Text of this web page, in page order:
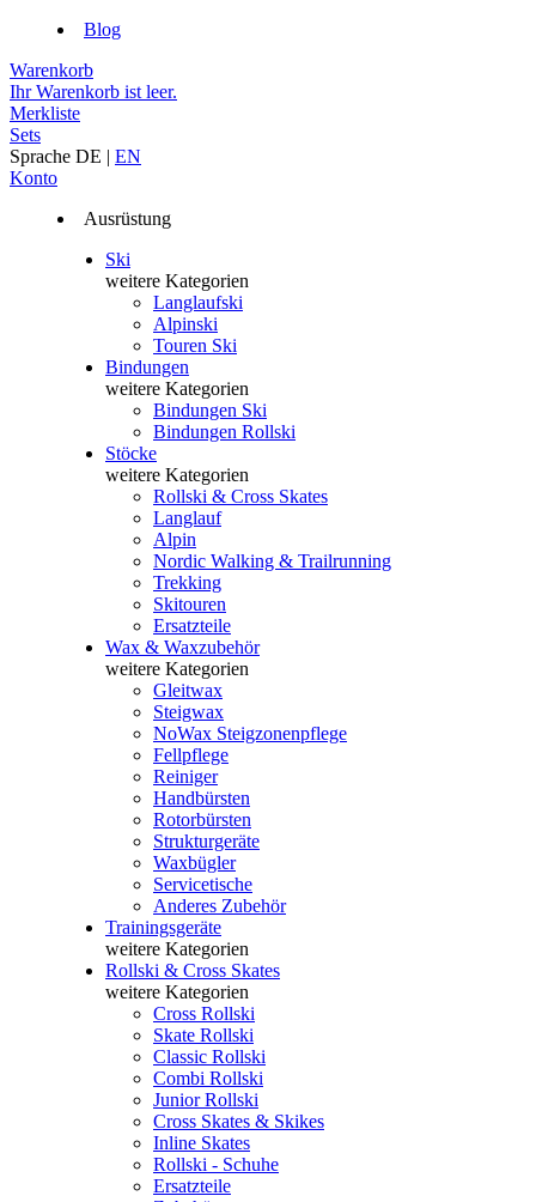
Blog
Warenkorb
Ihr Warenkorb ist leer.
Merkliste
Sets
Sprache DE | EN
Konto
Ausrüstung
Ski
weitere Kategorien
Langlaufski
Alpinski
Touren Ski
Bindungen
weitere Kategorien
Bindungen Ski
Bindungen Rollski
Stöcke
weitere Kategorien
Rollski & Cross Skates
Langlauf
Alpin
Nordic Walking & Trailrunning
Trekking
Skitouren
Ersatzteile
Wax & Waxzubehör
weitere Kategorien
Gleitwax
Steigwax
NoWax Steigzonenpflege
Fellpflege
Reiniger
Handbürsten
Rotorbürsten
Strukturgeräte
Waxbügler
Servicetische
Anderes Zubehör
Trainingsgeräte
weitere Kategorien
Rollski & Cross Skates
weitere Kategorien
Cross Rollski
Skate Rollski
Classic Rollski
Combi Rollski
Junior Rollski
Cross Skates & Skikes
Inline Skates
Rollski - Schuhe
Ersatzteile